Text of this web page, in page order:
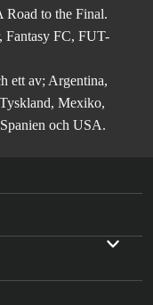
Road to the Final.
Fantasy FC, FUT-
ett av; Argentina,
Mexiko,
och USA.